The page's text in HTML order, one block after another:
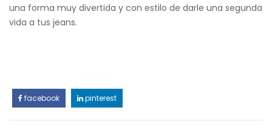
una forma muy divertida y con estilo de darle una segunda
vida a tus jeans.
facebook pinterest